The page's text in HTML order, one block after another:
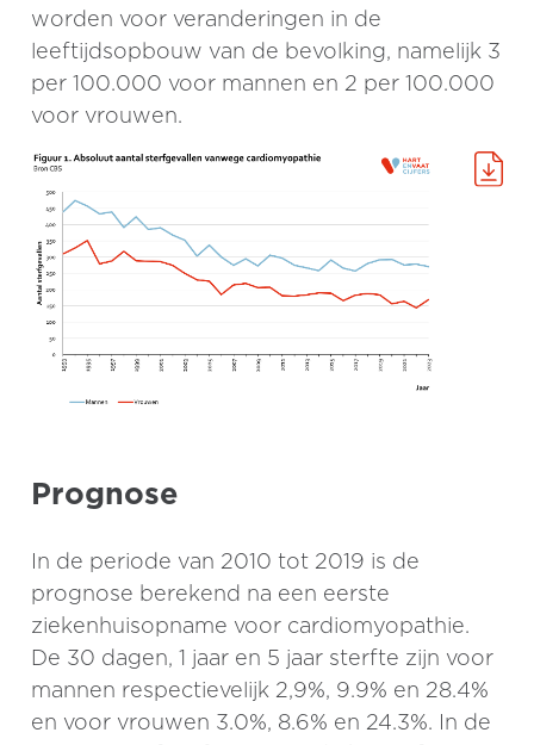
worden voor veranderingen in de
leeftijdsopbouw van de bevolking, namelijk 3
per 100.000 voor mannen en 2 per 100.000
voor vrouwen.
Prognose
In de periode van 2010 tot 2019 is de
prognose berekend na een eerste
ziekenhuisopname voor cardiomyopathie.
De 30 dagen, 1 jaar en 5 jaar sterfte zijn voor
mannen respectievelijk 2,9%, 9.9% en 28.4%
en voor vrouwen 3.0%, 8.6% en 24.3%. In de